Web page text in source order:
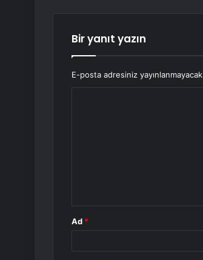
Bir yanıt yazın
E-posta adresiniz
Ad *